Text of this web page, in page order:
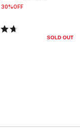
30%OFF
SOLD OUT